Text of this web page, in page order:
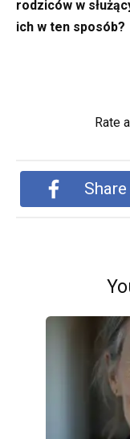
rodziców w
ich w ten sposób?
Rate